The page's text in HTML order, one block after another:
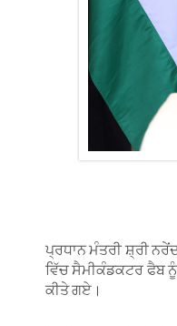
ਪ੍ਰਧਾਨ ਮੰਤਰੀ ਸ਼੍ਰੀ
ਵਿੱਚ ਸੈਮੀਕੰਡਕਟਰ ਫੈਬ
ਕੀਤੇ ਗਏ।